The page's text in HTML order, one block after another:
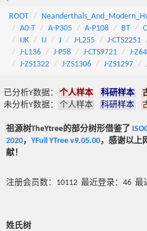
ROOT
A0-T
A-P305 A-P108 BT
IJK
IJ J J-L255 J-CTS2251
J-L136
J-P58 J-CTS9721 J-
J-ZS1322
J-ZS1306 J-ZS1297
已分析Y数据： 个人样本 科研样本
未分析Y数据：
个人样本 科研样本
祖源树TheYtree的部分树形借鉴了
2020， YFull YTree v9.05.00，感谢以上
献！
注册会员数：10112 最近登录：46 最
姓氏树